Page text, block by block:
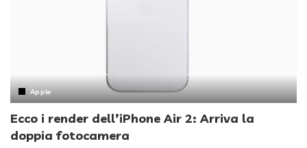
Apple
Ecco i render dell’iPhone Air 2: Arriva la
doppia fotocamera